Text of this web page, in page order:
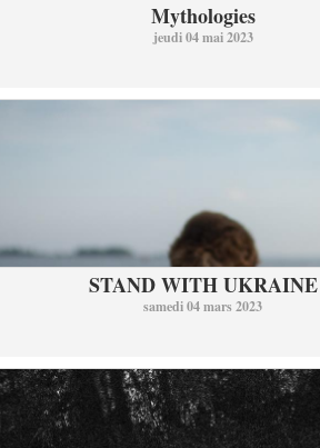
Mythologies
jeudi 04 mai 2023
STAND WITH UKRAINE
samedi 04 mars 2023